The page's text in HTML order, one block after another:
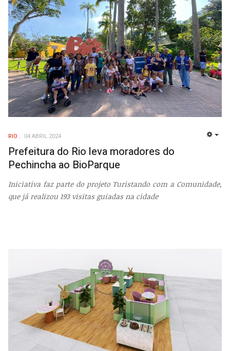
RIO 04 ABRIL 2024
Prefeitura do Rio leva moradores do
Pechincha ao BioParque
Iniciativa faz parte do projeto Turistando com a Comunidade,
que já realizou 193 visitas guiadas na cidade